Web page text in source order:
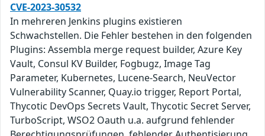
CVE-2023-30532
In mehreren Jenkins plugins existieren
Schwachstellen. Die Fehler bestehen in den folgenden
Plugins: Assembla merge request builder, Azure Key
Vault, Consul KV Builder, Fogbugz, Image Tag
Parameter, Kubernetes, Lucene-Search, NeuVector
Vulnerability Scanner, Quay.io trigger, Report Portal,
Thycotic DevOps Secrets Vault, Thycotic Secret Server,
TurboScript, WSO2 Oauth u.a. aufgrund fehlender